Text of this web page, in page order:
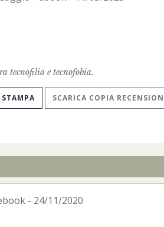
tecnofilia e tecnofobia.
STAMPA SCARICA COPIA
- 24/11/2020